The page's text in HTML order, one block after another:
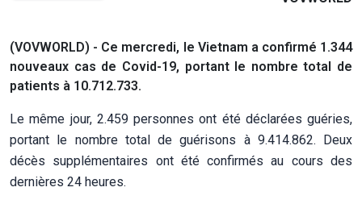
(VOVWORLD) - Ce mercredi, le Vietnam a confirmé 1.344
nouveaux cas de Covid-19, portant le nombre total de
patients à 10.712.733.
Le même jour, 2.459 personnes ont été déclarées guéries,
portant le nombre total de guérisons à 9.414.862. Deux
décès supplémentaires ont été confirmés au cours des
dernières 24 heures.